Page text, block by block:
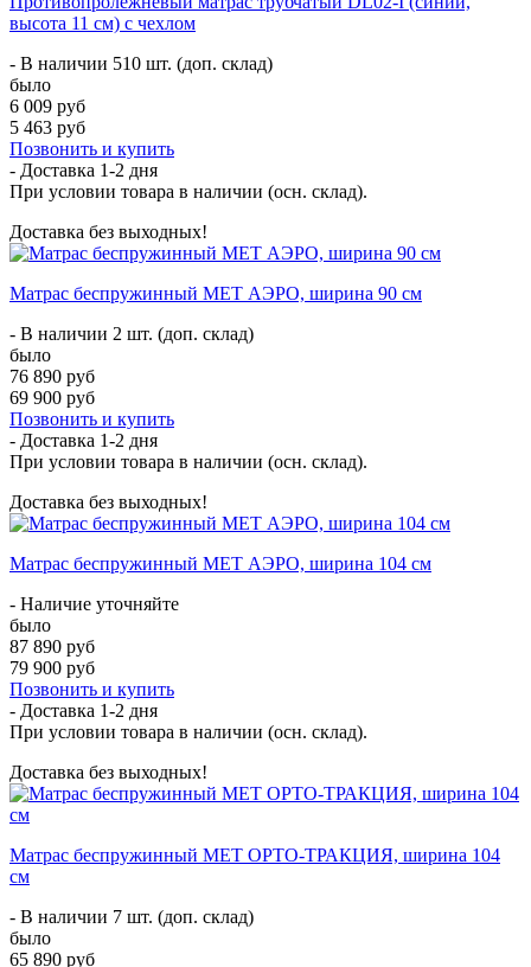
высота 11 см) с чехлом
- В наличии 510 шт. (доп. склад)
было
6 009 руб
5 463 руб
Позвонить и купить
- Доставка 1-2 дня
При условии товара в наличии (осн. склад).
Доставка без выходных!
Матрас беспружинный МЕТ АЭРО, ширина 90 см
- В наличии 2 шт. (доп. склад)
было
76 890 руб
69 900 руб
Позвонить и купить
- Доставка 1-2 дня
При условии товара в наличии (осн. склад).
Доставка без выходных!
Матрас беспружинный МЕТ АЭРО, ширина 104 см
- Наличие уточняйте
было
87 890 руб
79 900 руб
Позвонить и купить
- Доставка 1-2 дня
При условии товара в наличии (осн. склад).
Доставка без выходных!
Матрас беспружинный МЕТ ОРТО-ТРАКЦИЯ, ширина 104
см
- В наличии 7 шт. (доп. склад)
было
65 890 руб